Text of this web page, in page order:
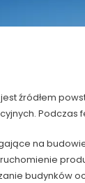
źródłem
na